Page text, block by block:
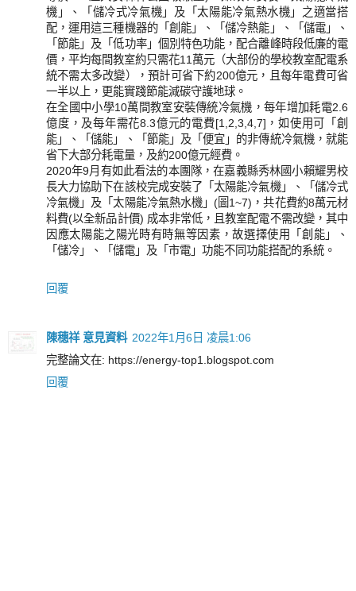
機」、「儲冷式冷氣機」及「太陽能冷氣熱水機」之適當搭
配，運用這三種機器的「創能」、「儲冷熱能」、「儲電」、
「節能」及「低功率」個別特色功能，配合離峰時段低廉的電
價，平均每間教室約只需花11萬元（大部份的學校教室配電系
統不需太多改變），預計可省下約200億元，且每年電費可省
一半以上，更能實踐節能減碳守護地球。
在全國中小學10萬間教室安裝傳統冷氣機，每年增加耗電2.6
億度，及每年需花8.3億元的電費[1,2,3,4,7]，如使用可「創
能」、「儲能」、「節能」及「便宜」的非傳統冷氣機，就能
省下大部分耗電量，及約200億元經費。
2020年9月有如此看法的本團隊，在嘉義縣秀林國小賴耀男校
長大力協助下在該校完成安裝了「太陽能冷氣機」、「儲冷式
冷氣機」及「太陽能冷氣熱水機」(圖1~7)，共花費約8萬元材
料費(以全新品計價) 成本非常低，且教室配電不需改變，其中
因應太陽能之陽光時有時無等因素，故選擇使用「創能」、
「儲冷」、「儲電」及「市電」功能不同功能搭配的系統。
回覆
陳穗祥 意見資料 2022年1月6日 凌晨1:06
完整論文在: https://energy-top1.blogspot.com
回覆